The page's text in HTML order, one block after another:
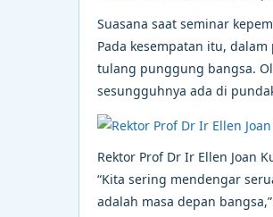
Suasana saat seminar
Pada kesempatan itu,
tulang punggung bangsa.
sesungguhnya ada di
Rektor Prof Dr Ir Ellen Joan
“Kita sering mendengar
adalah masa depan